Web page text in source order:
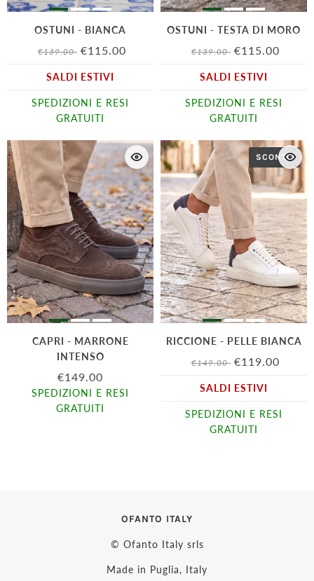
OSTUNI - BIANCA
€139.00 €115.00
SALDI ESTIVI
SPEDIZIONI E RESI
GRATUITI
OSTUNI - TESTA DI MORO
€139.00 €115.00
SALDI ESTIVI
SPEDIZIONI E RESI
GRATUITI
CAPRI - MARRONE
INTENSO
€149.00
SPEDIZIONI E RESI
GRATUITI
SCONTO
RICCIONE - PELLE BIANCA
€149.00 €119.00
SALDI ESTIVI
SPEDIZIONI E RESI
GRATUITI
OFANTO ITALY
© Ofanto Italy srls
Made in Puglia, Italy